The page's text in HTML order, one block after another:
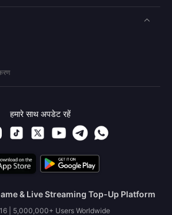
हमारे साथ अपडेट रहें
& Live Streaming Top-Up Platform
| 5,000,000+ Users Worldwide